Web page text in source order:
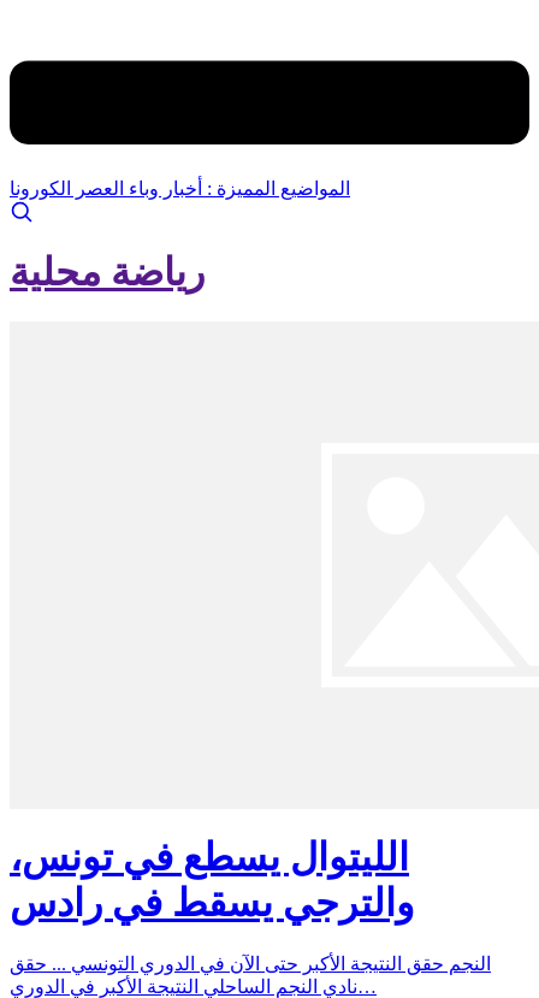
المواضيع المميزة : أخبار وباء العصر الكورونا
رياضة محلية
الليتوال يسطع في تونس،
والترجي يسقط في رادس
النجم حقق النتيجة الأكبر حتى الآن في الدوري التونسي ... حقق
نادي النجم الساحلي النتيجة الأكبر في الدوري…